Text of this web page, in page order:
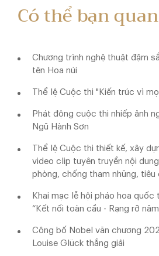
Có thể bạn
Chương trình nghệ thuật đậm
tên Hoa núi
Thể lệ Cuộc thi "Kiến trúc vì
Phát động cuộc thi nhiếp ảnh
Ngũ Hành Sơn
Thể lệ Cuộc thi thiết kế, xây
video clip tuyên truyền nội
phòng, chống tham nhũng, tiêu
Khai mạc lễ hội pháo hoa
“Kết nối toàn cầu - Rạng rỡ
Công bố Nobel văn chương
Louise Glück thắng giải